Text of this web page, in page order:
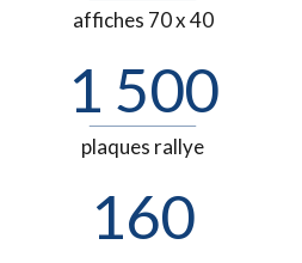
affiches 70 x 40
1 500
plaques rallye
160